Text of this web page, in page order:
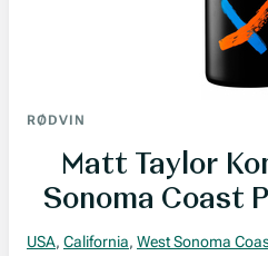
RØDVIN
Matt Taylor
Sonoma Coast
USA, California, West Sonoma